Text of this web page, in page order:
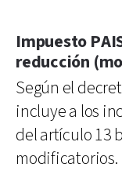
Impuesto
reducción
Según el
incluye a los
del artículo 13
modificatorios.